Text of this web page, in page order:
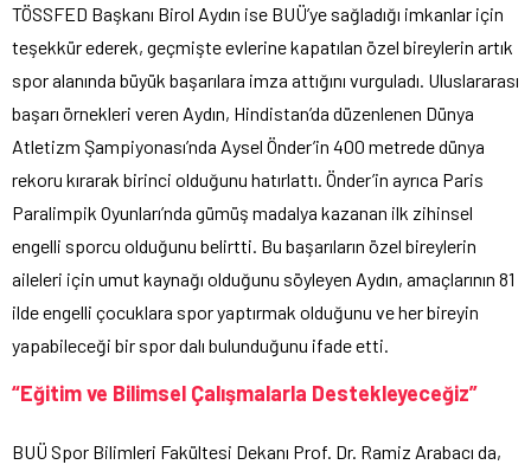
TÖSSFED Başkanı Birol Aydın ise BUÜ’ye sağladığı imkanlar için
teşekkür ederek, geçmişte evlerine kapatılan özel bireylerin artık
spor alanında büyük başarılara imza attığını vurguladı. Uluslararası
başarı örnekleri veren Aydın, Hindistan’da düzenlenen Dünya
Atletizm Şampiyonası’nda Aysel Önder’in 400 metrede dünya
rekoru kırarak birinci olduğunu hatırlattı. Önder’in ayrıca Paris
Paralimpik Oyunları’nda gümüş madalya kazanan ilk zihinsel
engelli sporcu olduğunu belirtti. Bu başarıların özel bireylerin
aileleri için umut kaynağı olduğunu söyleyen Aydın, amaçlarının 81
ilde engelli çocuklara spor yaptırmak olduğunu ve her bireyin
yapabileceği bir spor dalı bulunduğunu ifade etti.
“Eğitim ve Bilimsel Çalışmalarla Destekleyeceğiz”
BUÜ Spor Bilimleri Fakültesi Dekanı Prof. Dr. Ramiz Arabacı da,